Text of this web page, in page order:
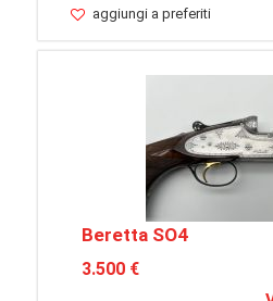
aggiungi a preferiti
Beretta SO4
3.500 €